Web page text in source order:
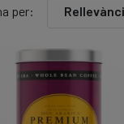
per: